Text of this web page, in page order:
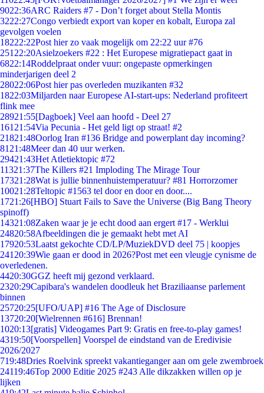
9022:36ARC Raiders #7 - Don’t forget about Stella Montis
3222:27Congo verbiedt export van koper en kobalt, Europa zal
gevolgen voelen
18222:22Post hier zo vaak mogelijk om 22:22 uur #76
251 22:20Asielzoekers #22 : Het Europese migratiepact gaat in
6822:14Roddelpraat onder vuur: ongepaste opmerkingen
minderjarigen deel 2
28022:06Post hier pas overleden muzikanten #32
1822:03Miljarden naar Europese AI-start-ups: Nederland profiteert
flink mee
28921:55[Dagboek] Veel aan hoofd - Deel 27
161 21:54Via Pecunia - Het geld ligt op straat! #2
21821:48Oorlog Iran #136 Bridge and powerplant day incoming?
81 21:48Meer dan 40 uur werken.
29421:43Het Atletiektopic #72
11321:37The Killers #21 Imploding The Mirage Tour
17321:28Wat is jullie binnenhuistemperatuur? #81 Horrorzomer
10021:28Teltopic #1563 tel door en door en door....
1721:26[HBO] Stuart Fails to Save the Universe (Big Bang Theory
spinoff)
14321:08Zaken waar je je echt dood aan ergert #17 - Werklui
24820:58Afbeeldingen die je gemaakt hebt met AI
17920:53Laatst gekochte CD/LP/MuziekDVD deel 75 | koopjes
241 20:39Wie gaan er dood in 2026?Post met een vleugje cynisme de
overledenen.
4420:30GGZ heeft mij gezond verklaard.
2320:29Capibara's wandelen doodleuk het Braziliaanse parlement
binnen
25720:25[UFO/UAP] #16 The Age of Disclosure
13720:20[Wielrennen #616] Brennan!
1020:13[gratis] Videogames Part 9: Gratis en free-to-play games!
4319:50[Voorspellen] Voorspel de eindstand van de Eredivisie
2026/2027
719:48Dries Roelvink spreekt vakantieganger aan om gele zwembroek
24119:46Top 2000 Editie 2025 #243 Alle dikzakken willen op je
lijken